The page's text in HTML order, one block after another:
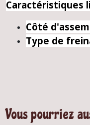
Caractéristiques
Côté
Type de
Vous pourriez